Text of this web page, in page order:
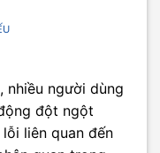
, nhiều người dùng
đột ngột
liên quan đến